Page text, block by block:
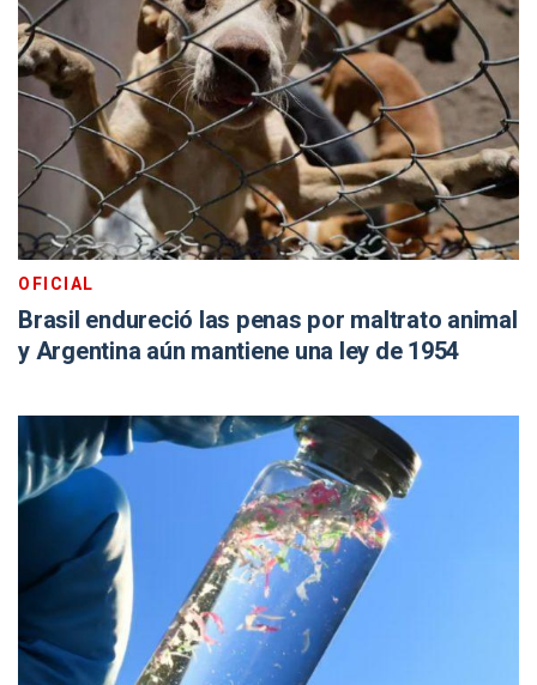
OFICIAL
Brasil endureció las penas por maltrato animal
y Argentina aún mantiene una ley de 1954